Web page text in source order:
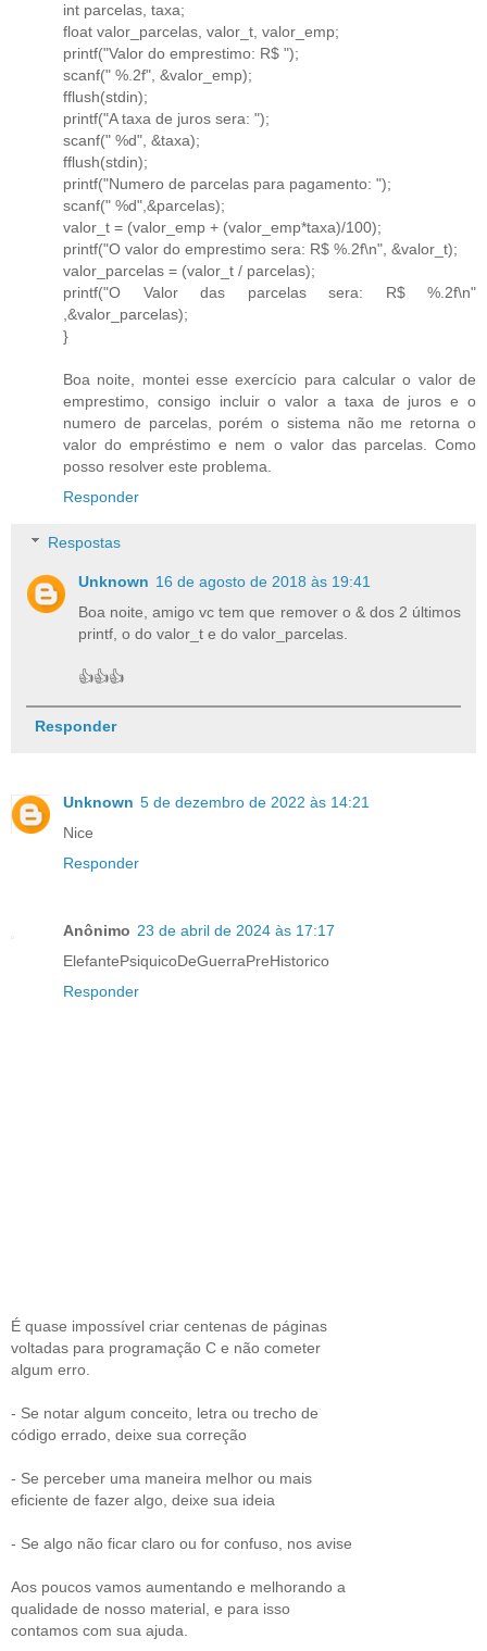
int parcelas, taxa;
float valor_parcelas, valor_t, valor_emp;
printf("Valor do emprestimo: R$ ");
scanf(" %.2f", &valor_emp);
fflush(stdin);
printf("A taxa de juros sera: ");
scanf(" %d", &taxa);
fflush(stdin);
printf("Numero de parcelas para pagamento: ");
scanf(" %d",&parcelas);
valor_t = (valor_emp + (valor_emp*taxa)/100);
printf("O valor do emprestimo sera: R$ %.2f\n", &valor_t);
valor_parcelas = (valor_t / parcelas);
printf("O Valor das parcelas sera: R$ %.2f\n"
,&valor_parcelas);
}
Boa noite, montei esse exercício para calcular o valor de
emprestimo, consigo incluir o valor a taxa de juros e o
numero de parcelas, porém o sistema não me retorna o
valor do empréstimo e nem o valor das parcelas. Como
posso resolver este problema.
Responder
Respostas
Unknown 16 de agosto de 2018 às 19:41
Boa noite, amigo vc tem que remover o & dos 2 últimos
printf, o do valor_t e do valor_parcelas.
👍👍👍
Responder
Unknown 5 de dezembro de 2022 às 14:21
Nice
Responder
Anônimo 23 de abril de 2024 às 17:17
ElefantePsiquicoDeGuerraPreHistorico
Responder
É quase impossível criar centenas de páginas
voltadas para programação C e não cometer
algum erro.
- Se notar algum conceito, letra ou trecho de
código errado, deixe sua correção
- Se perceber uma maneira melhor ou mais
eficiente de fazer algo, deixe sua ideia
- Se algo não ficar claro ou for confuso, nos avise
Aos poucos vamos aumentando e melhorando a
qualidade de nosso material, e para isso
contamos com sua ajuda.